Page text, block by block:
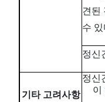
견된
수
정신
기타 고려사항
정신
이